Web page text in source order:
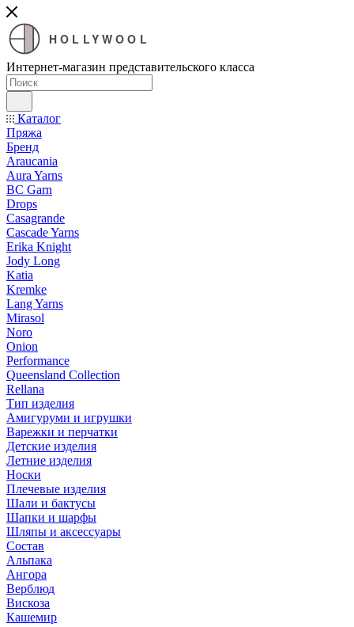
HOLLYWOOL
Интернет-магазин представительского класса
Каталог
Пряжа
Бренд
Araucania
Aura Yarns
BC Garn
Drops
Casagrande
Cascade Yarns
Erika Knight
Jody Long
Katia
Kremke
Lang Yarns
Mirasol
Noro
Onion
Performance
Queensland Collection
Rellana
Тип изделия
Амигуруми и игрушки
Варежки и перчатки
Детские изделия
Летние изделия
Носки
Плечевые изделия
Шали и бактусы
Шапки и шарфы
Шляпы и аксессуары
Состав
Альпака
Ангора
Верблюд
Вискоза
Кашемир